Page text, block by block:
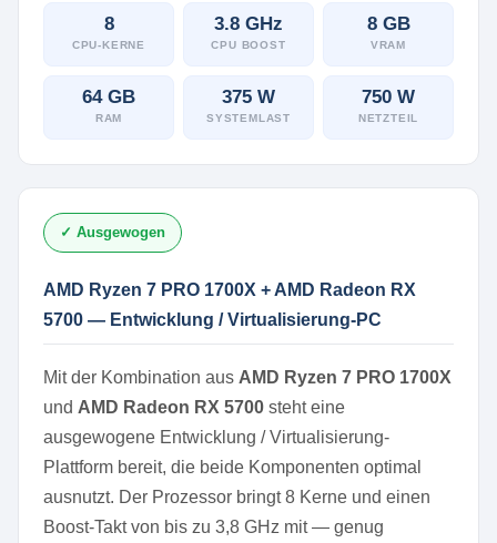
8
CPU-KERNE
3.8 GHz
CPU BOOST
8 GB
VRAM
64 GB
RAM
375 W
SYSTEMLAST
750 W
NETZTEIL
✓ Ausgewogen
AMD Ryzen 7 PRO 1700X + AMD Radeon RX
5700 — Entwicklung / Virtualisierung-PC
Mit der Kombination aus AMD Ryzen 7 PRO 1700X
und AMD Radeon RX 5700 steht eine
ausgewogene Entwicklung / Virtualisierung-
Plattform bereit, die beide Komponenten optimal
ausnutzt. Der Prozessor bringt 8 Kerne und einen
Boost-Takt von bis zu 3,8 GHz mit — genug